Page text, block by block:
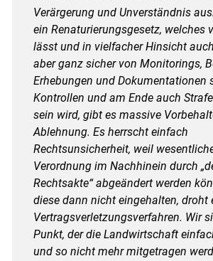
Verärgerung und Unverständnis
ein Renaturierungsgesetz, welches
lässt und in vielfacher Hinsicht
aber ganz sicher von Monitorings,
Erhebungen und Dokumentationen
Kontrollen und am Ende auch
sein wird, gibt es massive
Ablehnung. Es herrscht einfach
Rechtsunsicherheit, weil
Verordnung im Nachhinein durch
Rechtsakte“ abgeändert werden
diese dann nicht eingehalten, droht
Vertragsverletzungsverfahren. Wir
Punkt, der die Landwirtschaft
und so nicht mehr mitgetragen